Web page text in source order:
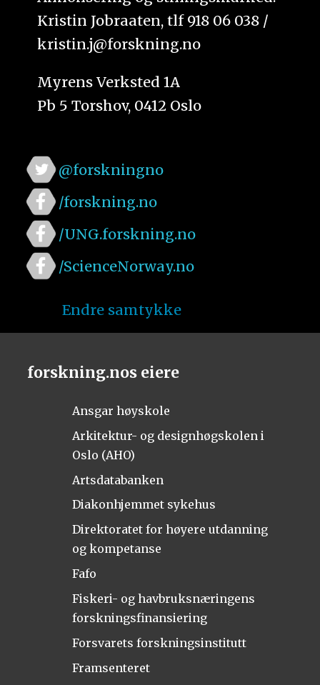
Kristin Jobraaten, tlf 918 06 038 /
kristin.j@forskning.no
Myrens Verksted 1A
Pb 5 Torshov, 0412 Oslo
@forskningno
/forskning.no
/UNG.forskning.no
/ScienceNorway.no
Endre samtykke
forskning.nos eiere
Ansgar høyskole
Arkitektur- og designhøgskolen i
Oslo (AHO)
Artsdatabanken
Diakonhjemmet sykehus
Direktoratet for høyere utdanning
og kompetanse
Fafo
Fiskeri- og havbruksnæringens
forskningsfinansiering
Forsvarets forskningsinstitutt
Framsenteret